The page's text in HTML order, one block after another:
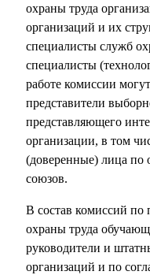
охраны труда
организаций и их
специалисты служб
специалисты
работе комиссии
представители
представляющего
организации, в том
(доверенные) лица по
союзов.
В состав комиссий по
охраны труда
руководители и
организаций и по